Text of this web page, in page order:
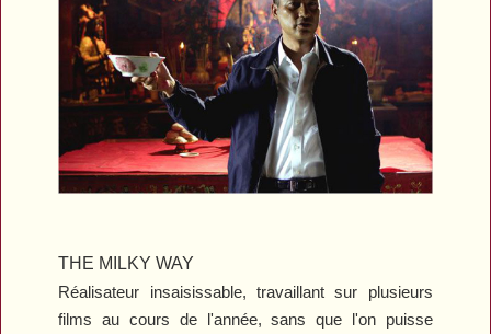
THE MILKY WAY
Réalisateur insaisissable, travaillant sur plusieurs
films au cours de l'année, sans que l'on puisse